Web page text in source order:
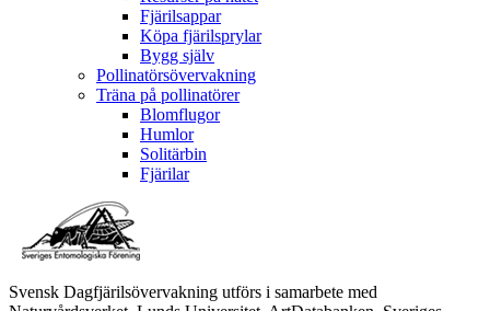
Fjärilsappar
Köpa fjärilsprylar
Bygg själv
Pollinatörsövervakning
Träna på pollinatörer
Blomflugor
Humlor
Solitärbin
Fjärilar
Svensk Dagfjärilsövervakning utförs i samarbete med